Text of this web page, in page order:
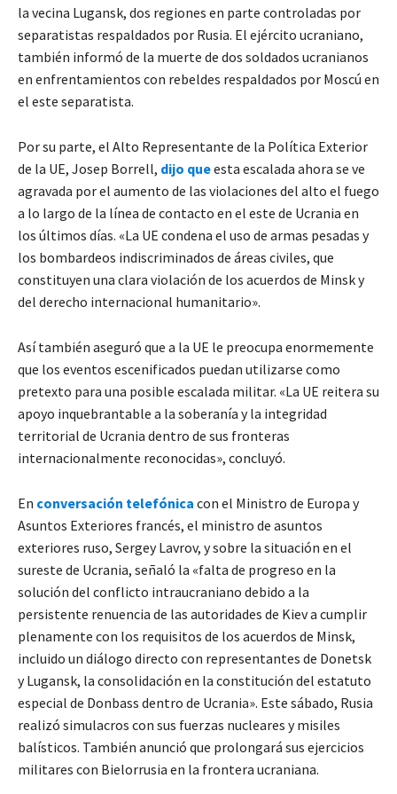
la vecina Lugansk, dos regiones en parte controladas por
separatistas respaldados por Rusia. El ejército ucraniano,
también informó de la muerte de dos soldados ucranianos
en enfrentamientos con rebeldes respaldados por Moscú en
el este separatista.
Por su parte, el Alto Representante de la Política Exterior
de la UE, Josep Borrell, dijo queesta escalada ahora se ve
agravada por el aumento de las violaciones del alto el fuego
a lo largo de la línea de contacto en el este de Ucrania en
los últimos días. «La UE condena el uso de armas pesadas y
los bombardeos indiscriminados de áreas civiles, que
constituyen una clara violación de los acuerdos de Minsk y
del derecho internacional humanitario».
Así también aseguró que a la UE le preocupa enormemente
que los eventos escenificados puedan utilizarse como
pretexto para una posible escalada militar. «La UE reitera su
apoyo inquebrantable a la soberanía y la integridad
territorial de Ucrania dentro de sus fronteras
internacionalmente reconocidas», concluyó.
En conversación telefónica con el Ministro de Europa y
Asuntos Exteriores francés, el ministro de asuntos
exteriores ruso, Sergey Lavrov, y sobre la situación en el
sureste de Ucrania, señaló la «falta de progreso en la
solución del conflicto intraucraniano debido a la
persistente renuencia de las autoridades de Kiev a cumplir
plenamente con los requisitos de los acuerdos de Minsk,
incluido un diálogo directo con representantes de Donetsk
y Lugansk, la consolidación en la constitución del estatuto
especial de Donbass dentro de Ucrania». Este sábado, Rusia
realizó simulacros con sus fuerzas nucleares y misiles
balísticos. También anunció que prolongará sus ejercicios
militares con Bielorrusia en la frontera ucraniana.